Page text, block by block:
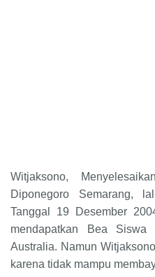
Witjaksono,
Diponegoro Semarang,
Tanggal 19 Desember
mendapatkan Bea
Australia. Namun
karena tidak mampu